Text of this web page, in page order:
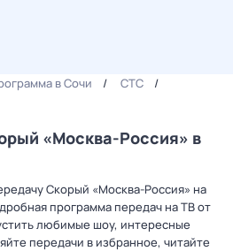
в Сочи
СТС
«Москва-Россия» в
Скорый «Москва-Россия» на
программа передач на ТВ от
любимые шоу, интересные
передачи в избранное, читайте